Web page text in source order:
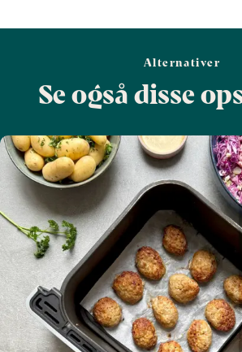
Alternativer
Se også disse